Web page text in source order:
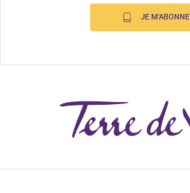
JE M'ABONNE